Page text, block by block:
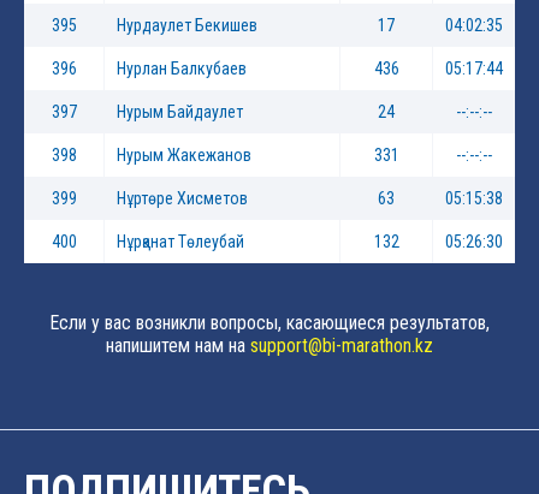
395 Нурдаулет Бекишев 17 04:02:35
396 Нурлан Балкубаев 436 05:17:44
397 Нурым Байдаулет 24 --:--:--
398 Нурым Жакежанов 331 --:--:--
399 Нұртөре Хисметов 63 05:15:38
400 Нұрқанат Төлеубай 132 05:26:30
Если у вас возникли вопросы, касающиеся результатов,
напишитем нам на support@bi-marathon.kz